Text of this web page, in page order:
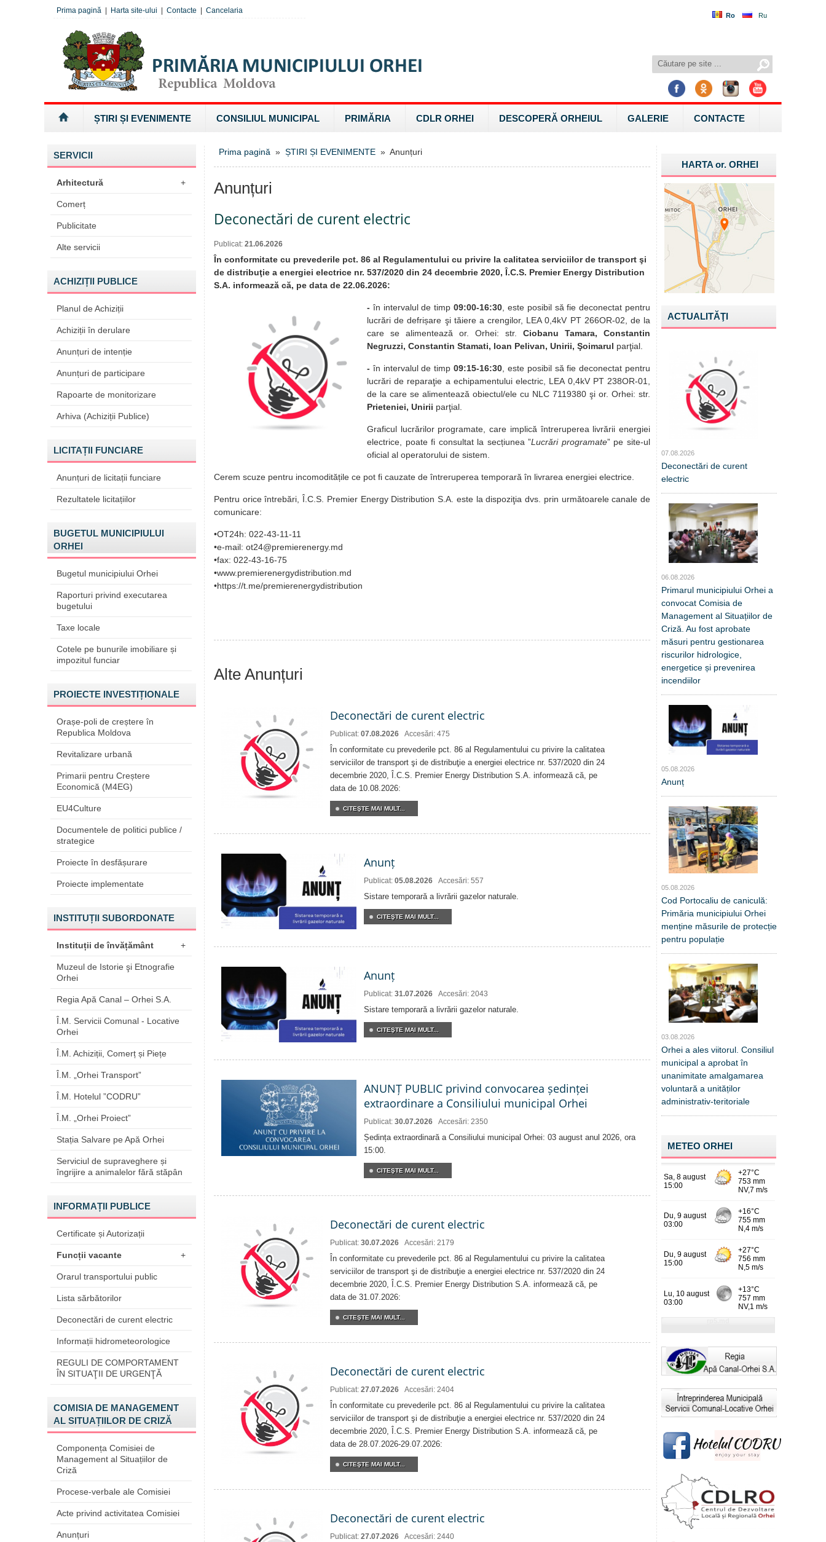
Ro Ru
Prima pagină Harta site-ului Contacte Cancelaria
ȘTIRI ȘI EVENIMENTE CONSILIUL MUNICIPAL PRIMĂRIA CDLR ORHEI DESCOPERĂ ORHEIUL GALERIE CONTACTE
SERVICII
Arhitectură +
Comerț
Publicitate
Alte servicii
ACHIZIȚII PUBLICE
Planul de Achiziții
Achiziții în derulare
Anunțuri de intenție
Anunțuri de participare
Rapoarte de monitorizare
Arhiva (Achiziții Publice)
LICITAȚII FUNCIARE
Anunțuri de licitații funciare
Rezultatele licitațiilor
BUGETUL MUNICIPIULUI
ORHEI
Bugetul municipiului Orhei
Raporturi privind executarea
bugetului
Taxe locale
Cotele pe bunurile imobiliare și
impozitul funciar
PROIECTE INVESTIȚIONALE
Orașe-poli de creștere în
Republica Moldova
Revitalizare urbană
Primarii pentru Creștere
Economică (M4EG)
EU4Culture
Documentele de politici publice /
strategice
Proiecte în desfășurare
Proiecte implementate
INSTITUȚII SUBORDONATE
Instituții de învățământ +
Muzeul de Istorie şi Etnografie
Orhei
Regia Apă Canal – Orhei S.A.
Î.M. Servicii Comunal - Locative
Orhei
Î.M. Achiziții, Comerț și Piețe
Î.M. „Orhei Transport”
Î.M. Hotelul ”CODRU”
Î.M. „Orhei Proiect”
Stația Salvare pe Apă Orhei
Serviciul de supraveghere și
îngrijire a animalelor fără stăpân
INFORMAȚII PUBLICE
Certificate și Autorizații
Funcții vacante +
Orarul transportului public
Lista sărbătorilor
Deconectări de curent electric
Informații hidrometeorologice
REGULI DE COMPORTAMENT
ÎN SITUAŢII DE URGENŢĂ
COMISIA DE MANAGEMENT
AL SITUAȚIILOR DE CRIZĂ
Componența Comisiei de
Management al Situațiilor de
Criză
Procese-verbale ale Comisiei
Acte privind activitatea Comisiei
Anunțuri
Prima pagină » ȘTIRI ȘI EVENIMENTE » Anunțuri
Anunțuri
Deconectări de curent electric
Publicat: 21.06.2026
În conformitate cu prevederile pct. 86 al Regulamentului cu privire la calitatea serviciilor de transport şi
de distribuţie a energiei electrice nr. 537/2020 din 24 decembrie 2020, Î.C.S. Premier Energy Distribution
S.A. informează că, pe data de 22.06.2026:
- în intervalul de timp09:00-16:30 , este posibil să fie deconectat pentru
lucrări de defrișare şi tăiere a crengilor, LEA 0,4kV PT 266OR-02, de la
care se alimentează or. Orhei: str. Ciobanu Tamara, Constantin
Negruzzi, Constantin Stamati, Ioan Pelivan, Unirii, Şoimarul parţial.
- în intervalul de timp09:15-16:30 , este posibil să fie deconectat pentru
lucrări de reparaţie a echipamentului electric, LEA 0,4kV PT 238OR-01,
de la care se alimentează obiectul/ele cu NLC 7119380 şi or. Orhei: str.
Prieteniei, Unirii parţial.
Graficul lucrărilor programate, care implică întreruperea livrării energiei
electrice, poate fi consultat la secțiunea ”Lucrări programate” pe site-ul
oficial al operatorului de sistem.
Cerem scuze pentru incomoditățile ce pot fi cauzate de întreruperea temporară în livrarea energiei electrice.
Pentru orice întrebări, Î.C.S. Premier Energy Distribution S.A. este la dispoziţia dvs. prin următoarele canale de
comunicare:
•OT24h: 022-43-11-11
•e-mail: ot24@premierenergy.md
•fax: 022-43-16-75
•www.premierenergydistribution.md
•https://t.me/premierenergydistribution
Alte Anunțuri
Deconectări de curent electric
Publicat: 07.08.2026 Accesări: 475
În conformitate cu prevederile pct. 86 al Regulamentului cu privire la calitatea
serviciilor de transport şi de distribuţie a energiei electrice nr. 537/2020 din 24
decembrie 2020, Î.C.S. Premier Energy Distribution S.A. informează că, pe
data de 10.08.2026:
CITEŞTE MAI MULT...
Anunț
Publicat: 05.08.2026 Accesări: 557
Sistare temporară a livrării gazelor naturale.
CITEŞTE MAI MULT...
Anunț
Publicat: 31.07.2026 Accesări: 2043
Sistare temporară a livrării gazelor naturale.
CITEŞTE MAI MULT...
ANUNȚ PUBLIC privind convocarea ședinței
extraordinare a Consiliului municipal Orhei
Publicat: 30.07.2026 Accesări: 2350
Ședința extraordinară a Consiliului municipal Orhei: 03 august anul 2026, ora
15:00.
CITEŞTE MAI MULT...
Deconectări de curent electric
Publicat: 30.07.2026 Accesări: 2179
În conformitate cu prevederile pct. 86 al Regulamentului cu privire la calitatea
serviciilor de transport şi de distribuţie a energiei electrice nr. 537/2020 din 24
decembrie 2020, Î.C.S. Premier Energy Distribution S.A. informează că, pe
data de 31.07.2026:
CITEŞTE MAI MULT...
Deconectări de curent electric
Publicat: 27.07.2026 Accesări: 2404
În conformitate cu prevederile pct. 86 al Regulamentului cu privire la calitatea
serviciilor de transport şi de distribuţie a energiei electrice nr. 537/2020 din 24
decembrie 2020, Î.C.S. Premier Energy Distribution S.A. informează că, pe
data de 28.07.2026-29.07.2026:
CITEŞTE MAI MULT...
Deconectări de curent electric
Publicat: 27.07.2026 Accesări: 2440
HARTA or.ORHEI
ACTUALITĂŢI
07.08.2026
Deconectări de curent
electric
06.08.2026
Primarul municipiului Orhei a
convocat Comisia de
Management al Situațiilor de
Criză. Au fost aprobate
măsuri pentru gestionarea
riscurilor hidrologice,
energetice și prevenirea
incendiilor
05.08.2026
Anunț
05.08.2026
Cod Portocaliu de caniculă:
Primăria municipiului Orhei
menține măsurile de protecție
pentru populație
03.08.2026
Orhei a ales viitorul. Consiliul
municipal a aprobat în
unanimitate amalgamarea
voluntară a unităților
administrativ-teritoriale
METEO ORHEI